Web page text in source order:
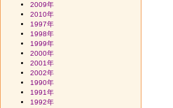
2009年
2010年
1997年
1998年
1999年
2000年
2001年
2002年
1990年
1991年
1992年